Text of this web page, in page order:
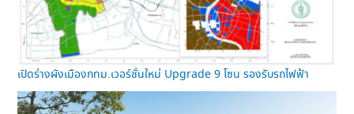
เปิดร่างผังเมืองกทม.เวอร์ชั่นใหม่ Upgrade 9 โซน รองรับรถไฟฟ้า